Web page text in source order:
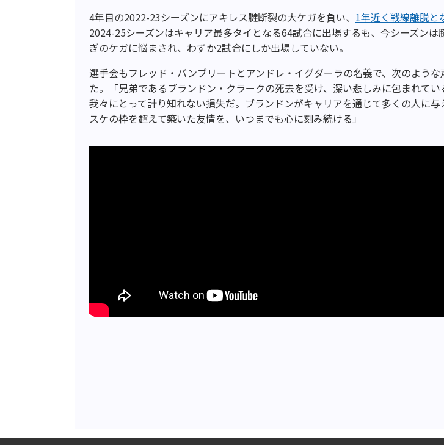
4年目の2022-23シーズンにアキレス腱断裂の大ケガを負い、 1年近く戦線離脱と
2024-25シーズンはキャリア最多タイとなる64試合に出場するも、今シーズンは
ぎのケガに悩まされ、わずか2試合にしか出場していない。
選手会もフレッド・バンブリートとアンドレ・イグダーラの名義で、次のような
た。「兄弟であるブランドン・クラークの死去を受け、深い悲しみに包まれてい
我々にとって計り知れない損失だ。ブランドンがキャリアを通じて多くの人に与
スケの枠を超えて築いた友情を、いつまでも心に刻み続ける」